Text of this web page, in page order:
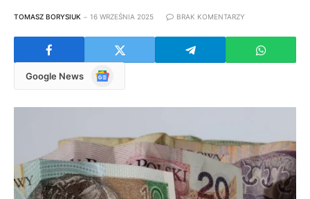
TOMASZ BORYSIUK 16 WRZEŚNIA 2025 BRAK KOMENTARZY
Google News
Google